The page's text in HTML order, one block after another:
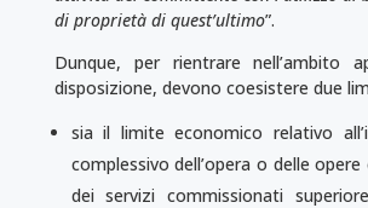
di proprietà di quest’ultimo”.
Dunque, per rientrare nell’ambito
disposizione, devono coesistere due
sia il limite economico relativo
complessivo dell’opera o delle
dei servizi commissionati